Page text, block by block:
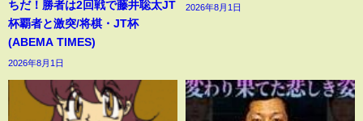
ちだ！勝者は2回戦で藤井聡太JT
杯覇者と激突/将棋・JT杯
(ABEMA TIMES)
2026年8月1日
2026年8月1日